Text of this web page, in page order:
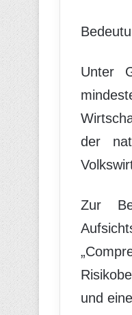
Unter
der
Zur
und